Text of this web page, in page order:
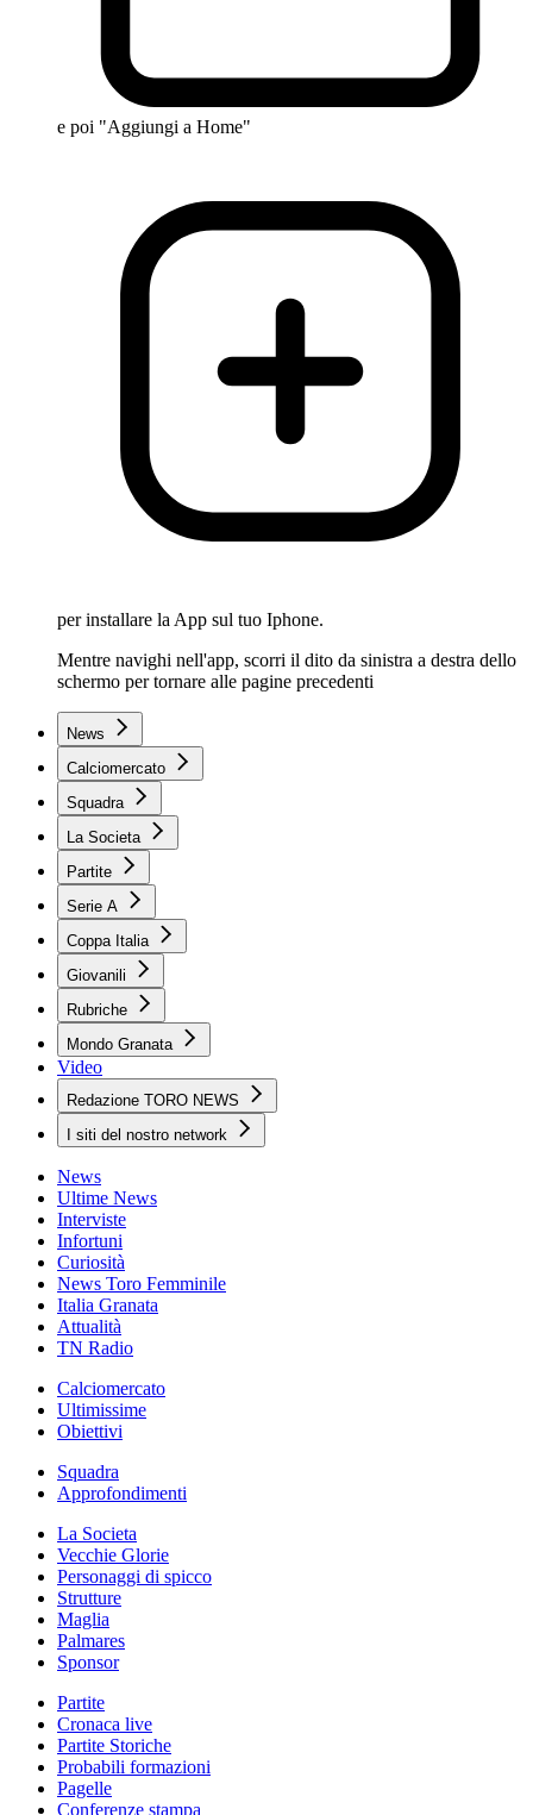
e poi "Aggiungi a Home"
per installare la App sul tuo Iphone.
Mentre navighi nell'app, scorri il dito da sinistra a destra dello
schermo per tornare alle pagine precedenti
News
Calciomercato
Squadra
La Societa
Partite
Serie A
Coppa Italia
Giovanili
Rubriche
Mondo Granata
Video
Redazione TORO NEWS
I siti del nostro network
News
Ultime News
Interviste
Infortuni
Curiosità
News Toro Femminile
Italia Granata
Attualità
TN Radio
Calciomercato
Ultimissime
Obiettivi
Squadra
Approfondimenti
La Societa
Vecchie Glorie
Personaggi di spicco
Strutture
Maglia
Palmares
Sponsor
Partite
Cronaca live
Partite Storiche
Probabili formazioni
Pagelle
Conferenze stampa